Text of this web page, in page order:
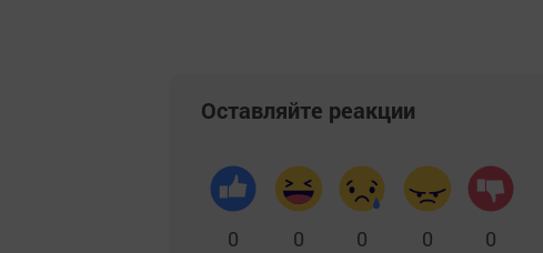
Оставляйте реакции
0 0 0 0 0